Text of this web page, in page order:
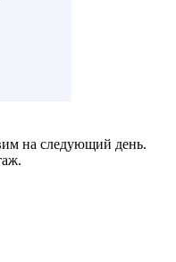
на следующий день.